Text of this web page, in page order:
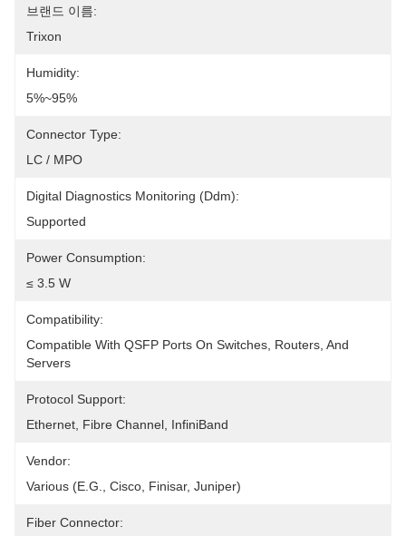
브랜드 이름:
Trixon
Humidity:
5%~95%
Connector Type:
LC / MPO
Digital Diagnostics Monitoring (Ddm):
Supported
Power Consumption:
≤ 3.5 W
Compatibility:
Compatible With QSFP Ports On Switches, Routers, And
Servers
Protocol Support:
Ethernet, Fibre Channel, InfiniBand
Vendor:
Various (e.g., Cisco, Finisar, Juniper)
Fiber Connector: